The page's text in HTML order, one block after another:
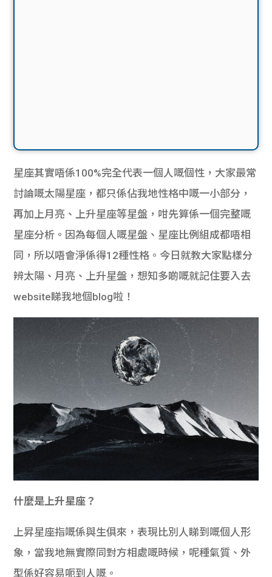
星座其實唔係100%完全代表一個人嘅個性，大家最常
討論嘅太陽星座，都只係佔我地性格中嘅一小部分，
再加上月亮、上升星座等星盤，咁先算係一個完整嘅
星座分析。因為每個人嘅星盤、星座比例組成都唔相
同，所以唔會淨係得12種性格。今日就教大家點樣分
辨太陽、月亮、上升星盤，想知多啲嘅就記住要入去
website睇我地個blog啦！
什麼是上升星座？
上昇星座指嘅係與生俱來，表現比別人睇到嘅個人形
象，當我地無實際同對方相處嘅時候，呢種氣質、外
型係好容易呃到人嘅。